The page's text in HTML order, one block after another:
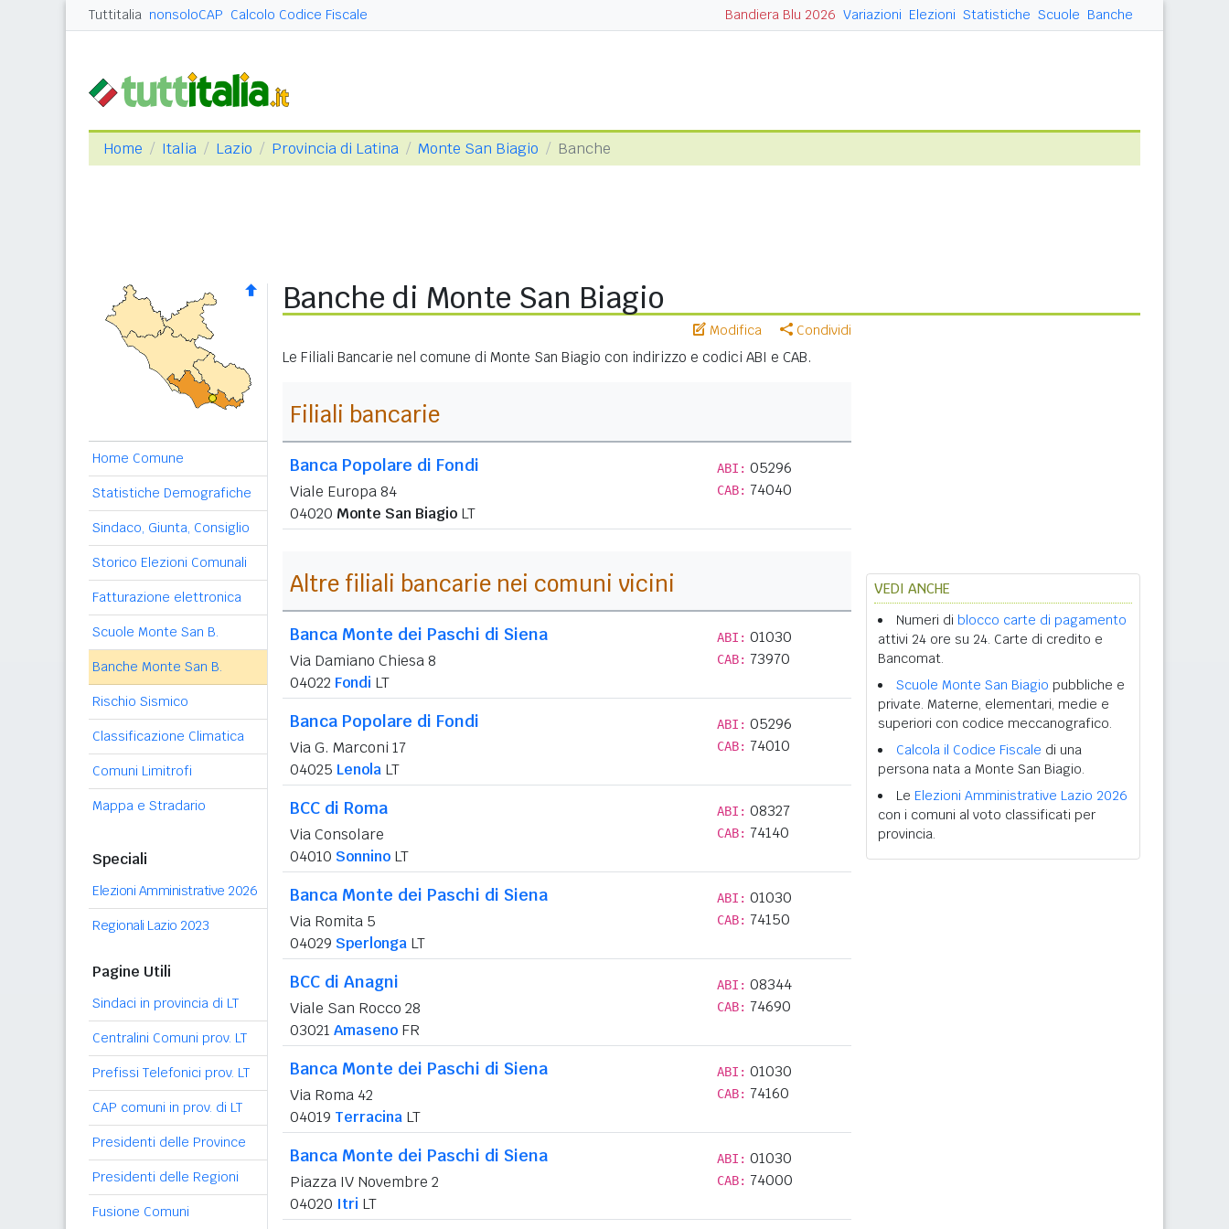
Tuttitalia nonsoloCAP Calcolo Codice Fiscale Bandiera Blu 2026 Variazioni Elezioni Statistiche Scuole Banche
Home Italia Lazio Provincia di Latina Monte San Biagio Banche
Home Comune
Statistiche Demografiche
Sindaco, Giunta, Consiglio
Storico Elezioni Comunali
Fatturazione elettronica
Scuole Monte San B.
Banche Monte San B.
Rischio Sismico
Classificazione Climatica
Comuni Limitrofi
Mappa e Stradario
Speciali
Elezioni Amministrative 2026
Regionali Lazio 2023
Pagine Utili
Sindaci in provincia di LT
Centralini Comuni prov. LT
Prefissi Telefonici prov. LT
CAP comuni in prov. di LT
Presidenti delle Province
Presidenti delle Regioni
Fusione Comuni
Banche di Monte San Biagio
Modifica Condividi
Le Filiali Bancarie nel comune di Monte San Biagio con indirizzo e codici ABI e CAB.
Filiali bancarie
Banca Popolare di Fondi
Viale Europa 84
04020 Monte San Biagio LT
ABI: 05296
CAB: 74040
Altre filiali bancarie nei comuni vicini
Banca Monte dei Paschi di Siena
Via Damiano Chiesa 8
04022 Fondi LT
ABI: 01030
CAB: 73970
Banca Popolare di Fondi
Via G. Marconi 17
04025 Lenola LT
ABI: 05296
CAB: 74010
BCC di Roma
Via Consolare
04010 Sonnino LT
ABI: 08327
CAB: 74140
Banca Monte dei Paschi di Siena
Via Romita 5
04029 Sperlonga LT
ABI: 01030
CAB: 74150
BCC di Anagni
Viale San Rocco 28
03021 Amaseno FR
ABI: 08344
CAB: 74690
Banca Monte dei Paschi di Siena
Via Roma 42
04019 Terracina LT
ABI: 01030
CAB: 74160
Banca Monte dei Paschi di Siena
Piazza IV Novembre 2
04020 Itri LT
ABI: 01030
CAB: 74000
VEDI ANCHE
Numeri di blocco carte di pagamento
attivi 24 ore su 24. Carte di credito e
Bancomat.
Scuole Monte San Biagio pubbliche e
private. Materne, elementari, medie e
superiori con codice meccanografico.
Calcola il Codice Fiscale di una
persona nata a Monte San Biagio.
Le Elezioni Amministrative Lazio 2026
con i comuni al voto classificati per
provincia.